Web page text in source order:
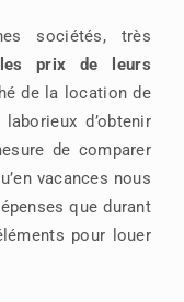
sociétés, très
prix de leurs
de la location de
d’obtenir
de comparer
vacances nous
que durant
pour louer